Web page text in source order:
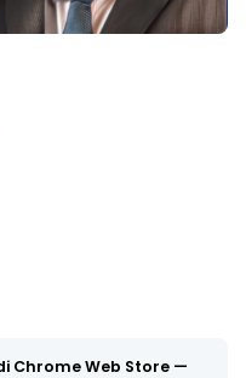
Chrome Web Store —